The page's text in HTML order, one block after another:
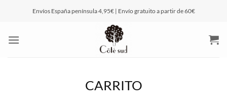
Envíos España península 4,95€ | Envío gratuito a partir de 60€
CARRITO